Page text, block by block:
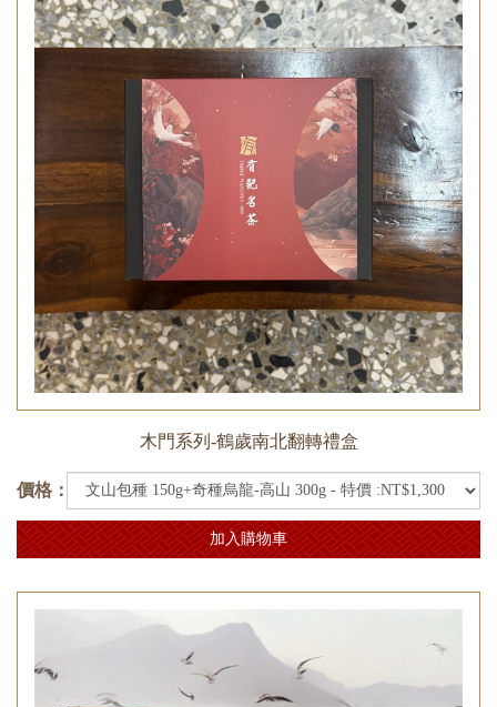
木門系列-鶴歲南北翻轉禮盒
價格：
加入購物車